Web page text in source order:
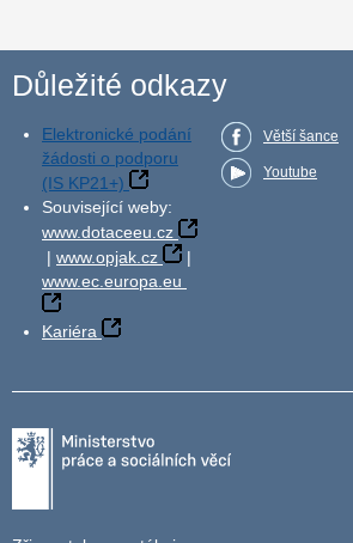
Důležité odkazy
Elektronické podání
žádosti o podporu
(IS KP21+)
Související weby:
www.dotaceeu.cz
| www.opjak.cz
|
www.ec.europa.eu
Kariéra
Větší šance
Youtube